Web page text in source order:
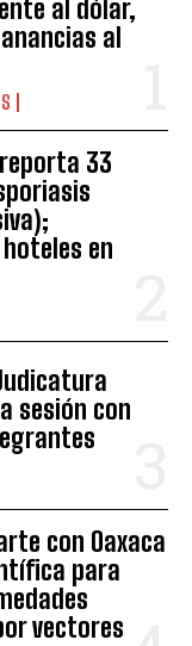
al dólar,
al
33
en
sesión con
con Oaxaca
para
vectores